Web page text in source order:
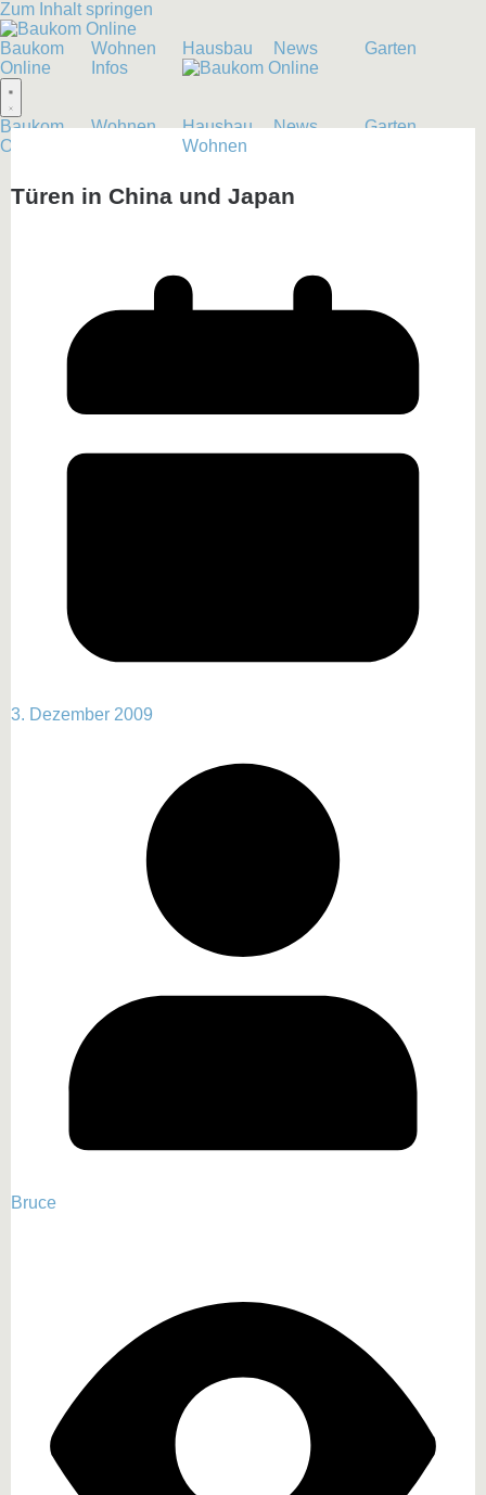
Zum Inhalt springen
Baukom
Online
Wohnen Hausbau News
Garten
Infos
Baukom
Online
Wohnen Hausbau News
Garten
Wohnen
Türen in China und Japan
3. Dezember 2009
Bruce